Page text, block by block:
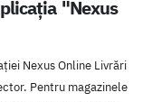
"Nexus
Nexus Online Livrări
Pentru magazinele